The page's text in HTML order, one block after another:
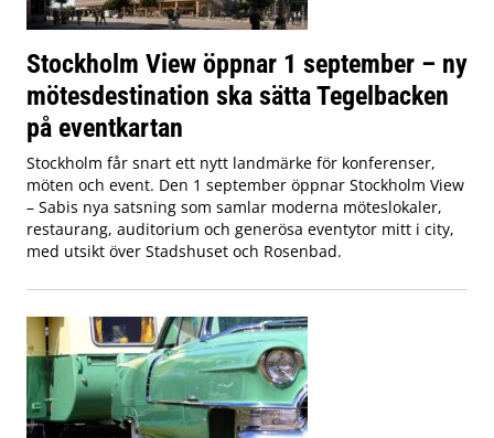
Stockholm View öppnar 1 september – ny
mötesdestination ska sätta Tegelbacken
på eventkartan
Stockholm får snart ett nytt landmärke för konferenser,
möten och event. Den 1 september öppnar Stockholm View
– Sabis nya satsning som samlar moderna möteslokaler,
restaurang, auditorium och generösa eventytor mitt i city,
med utsikt över Stadshuset och Rosenbad.